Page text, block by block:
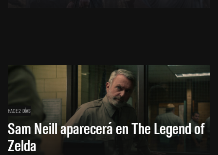
HACE 2 DÍAS
Sam Neill aparecerá en The Legend of
Zelda